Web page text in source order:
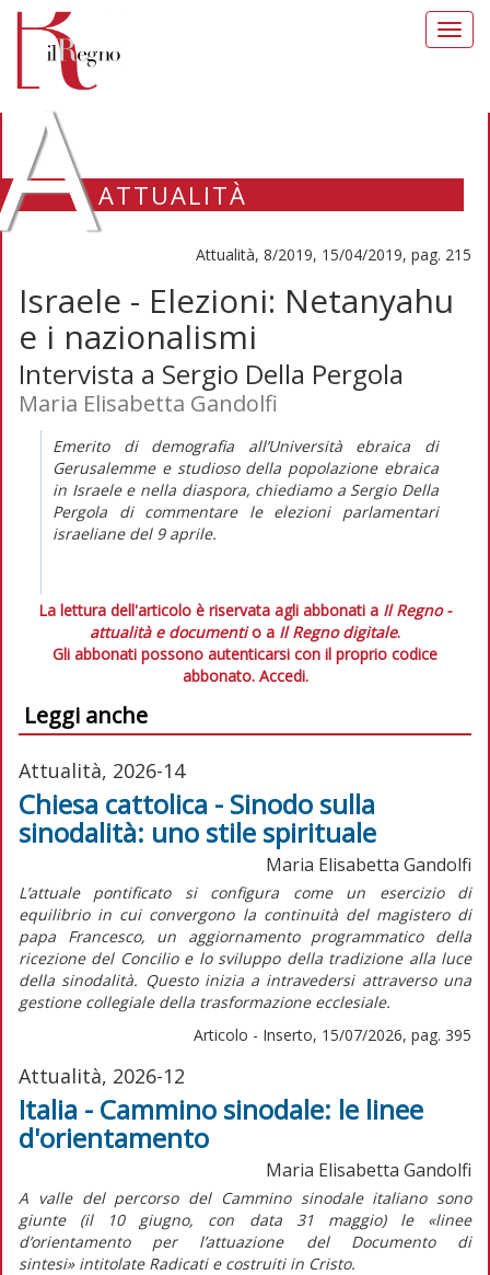
ATTUALITÀ
Attualità, 8/2019, 15/04/2019, pag. 215
Israele - Elezioni: Netanyahu
e i nazionalismi
Intervista a Sergio Della Pergola
Maria Elisabetta Gandolfi
Emerito di demografia all’Università ebraica di
Gerusalemme e studioso della popolazione ebraica
in Israele e nella diaspora, chiediamo a Sergio Della
Pergola di commentare le elezioni parlamentari
israeliane del 9 aprile.
La lettura dell'articolo è riservata agli abbonati a Il Regno -
attualità e documentio a Il Regno digitale.
Gli abbonati possono autenticarsi con il proprio codice
abbonato. Accedi.
Leggi anche
Attualità, 2026-14
Chiesa cattolica - Sinodo sulla
sinodalità: uno stile spirituale
Maria Elisabetta Gandolfi
L’attuale pontificato si configura come un esercizio di
equilibrio in cui convergono la continuità del magistero di
papa Francesco, un aggiornamento programmatico della
ricezione del Concilio e lo sviluppo della tradizione alla luce
della sinodalità. Questo inizia a intravedersi attraverso una
gestione collegiale della trasformazione ecclesiale.
Articolo - Inserto, 15/07/2026, pag. 395
Attualità, 2026-12
Italia - Cammino sinodale: le linee
d'orientamento
Maria Elisabetta Gandolfi
A valle del percorso del Cammino sinodale italiano sono
giunte (il 10 giugno, con data 31 maggio) le «linee
d’orientamento per l’attuazione del Documento di
sintesi»intitolate Radicati e costruiti in Cristo.